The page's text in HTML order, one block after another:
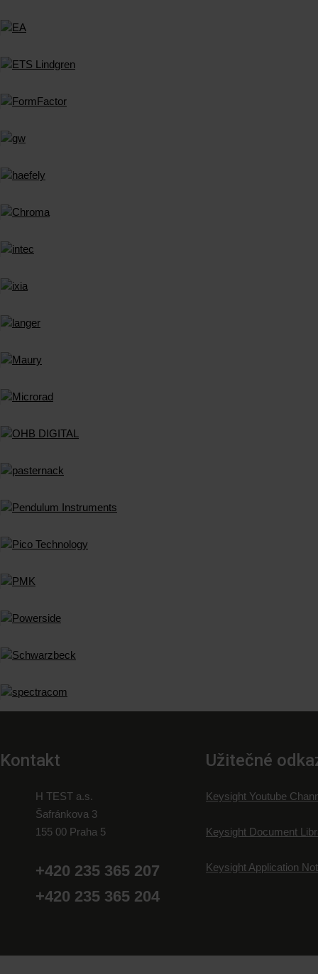
Kontakt
H TEST a.s.
Šafránkova 3
155 00 Praha 5
+420 235 365 207
+420 235 365 204
Užitečné
Keysight Youtube
Keysight Document
Keysight Application